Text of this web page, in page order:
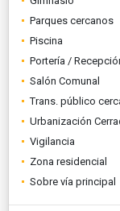
Parques cercanos
Piscina
Portería /
Salón Comunal
Trans. público
Urbanización
Vigilancia
Zona residencial
Sobre vía principal